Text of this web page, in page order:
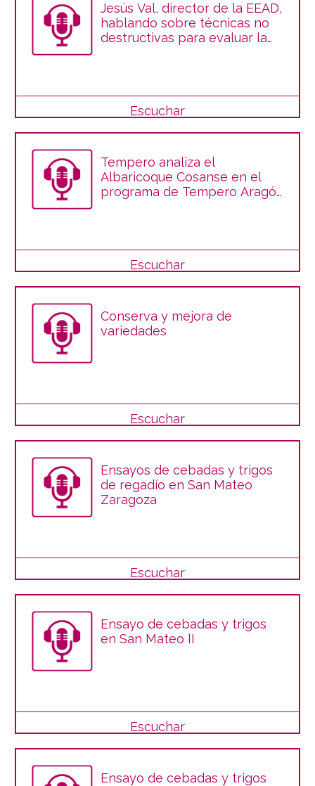
Jesús Val, director de la EEAD,
hablando sobre técnicas no
destructivas para evaluar la
Escuchar
Tempero analiza el
Albaricoque Cosanse en el
programa de Tempero Aragón
Escuchar
Conserva y mejora de
variedades
Escuchar
Ensayos de cebadas y trigos
de regadío en San Mateo
Zaragoza
Escuchar
Ensayo de cebadas y trigos
en San Mateo II
Escuchar
Ensayo de cebadas y trigos